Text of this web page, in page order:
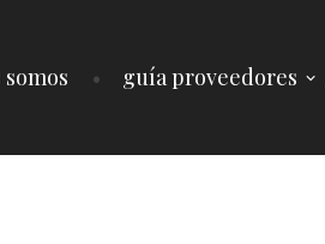
guía proveedores